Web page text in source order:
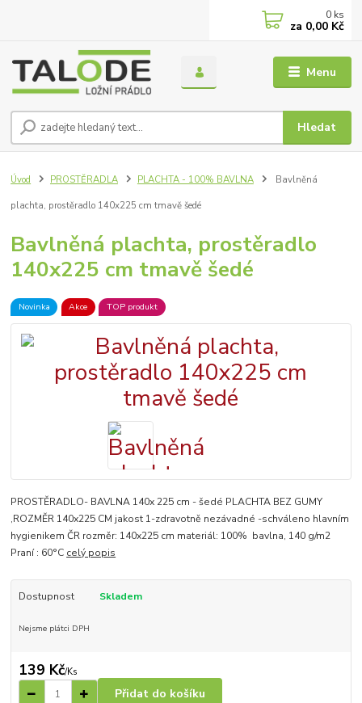
Menu
Hledat
0 ks
za 0,00 Kč
Úvod PROSTĚRADLA PLACHTA - 100% BAVLNA Bavlněná
plachta, prostěradlo 140x225 cm tmavě šedé
Bavlněná plachta, prostěradlo
140x225 cm tmavě šedé
Novinka Akce TOP produkt
PROSTĚRADLO- BAVLNA 140x 225 cm - šedé PLACHTA BEZ GUMY
,ROZMĚR 140x225 CM jakost 1-zdravotně nezávadné -schváleno hlavním
hygienikem ČR rozměr: 140x225 cm materiál: 100% bavlna, 140 g/m2
Praní : 60°C celý popis
Dostupnost Skladem
Nejsme plátci DPH
139 Kč/Ks
Přidat do košíku